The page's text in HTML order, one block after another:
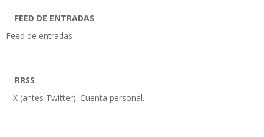
FEED DE ENTRADAS
Feed de entradas
RRSS
– X (antes Twitter). Cuenta personal.